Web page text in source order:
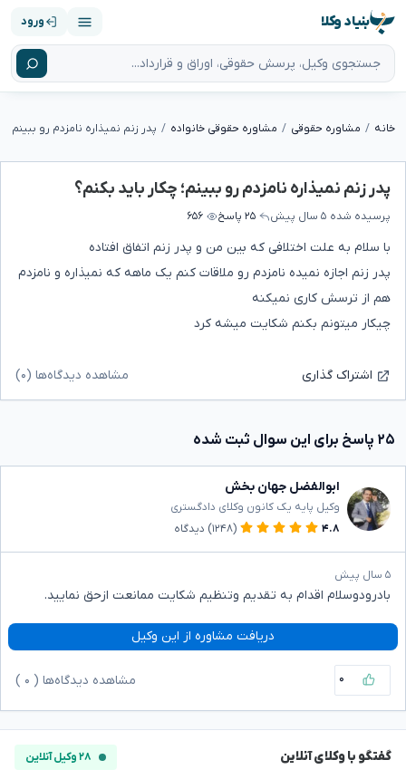
بنیاد وکلا ورود
خانه مشاوره حقوقی مشاوره حقوقی خانواده پدر زنم نمیذاره نامزدم رو ببینم؛
پدر زنم نمیذاره نامزدم رو ببینم؛ چکار باید بکنم؟
پرسیده شده ۵ سال پیش ۲۵ پاسخ ۶۵۶
با سلام به علت اختلافی که بین من و پدر زنم اتفاق افتاده
پدر زنم اجازه نمیده نامزدم رو ملاقات کنم یک ماهه که نمیذاره و نامزدم
هم از ترسش کاری نمیکنه
چیکار میتونم بکنم شکایت میشه کرد
اشتراک گذاری مشاهده دیدگاه‌ها (۰)
۲۵ پاسخ برای این سوال ثبت شده
ابوالفضل جهان بخش
وکیل پایه یک کانون وکلای دادگستری
۴.۸
(۱۲۴۸) دیدگاه
۵ سال پیش
بادرودوسلام اقدام به تقدیم وتنظیم شکایت ممانعت ازحق نمایید.
دریافت مشاوره از این وکیل
۰ مشاهده دیدگاه‌ها ( ۰
گفتگو با وکلای آنلاین ۲۸ وکیل آنلاین